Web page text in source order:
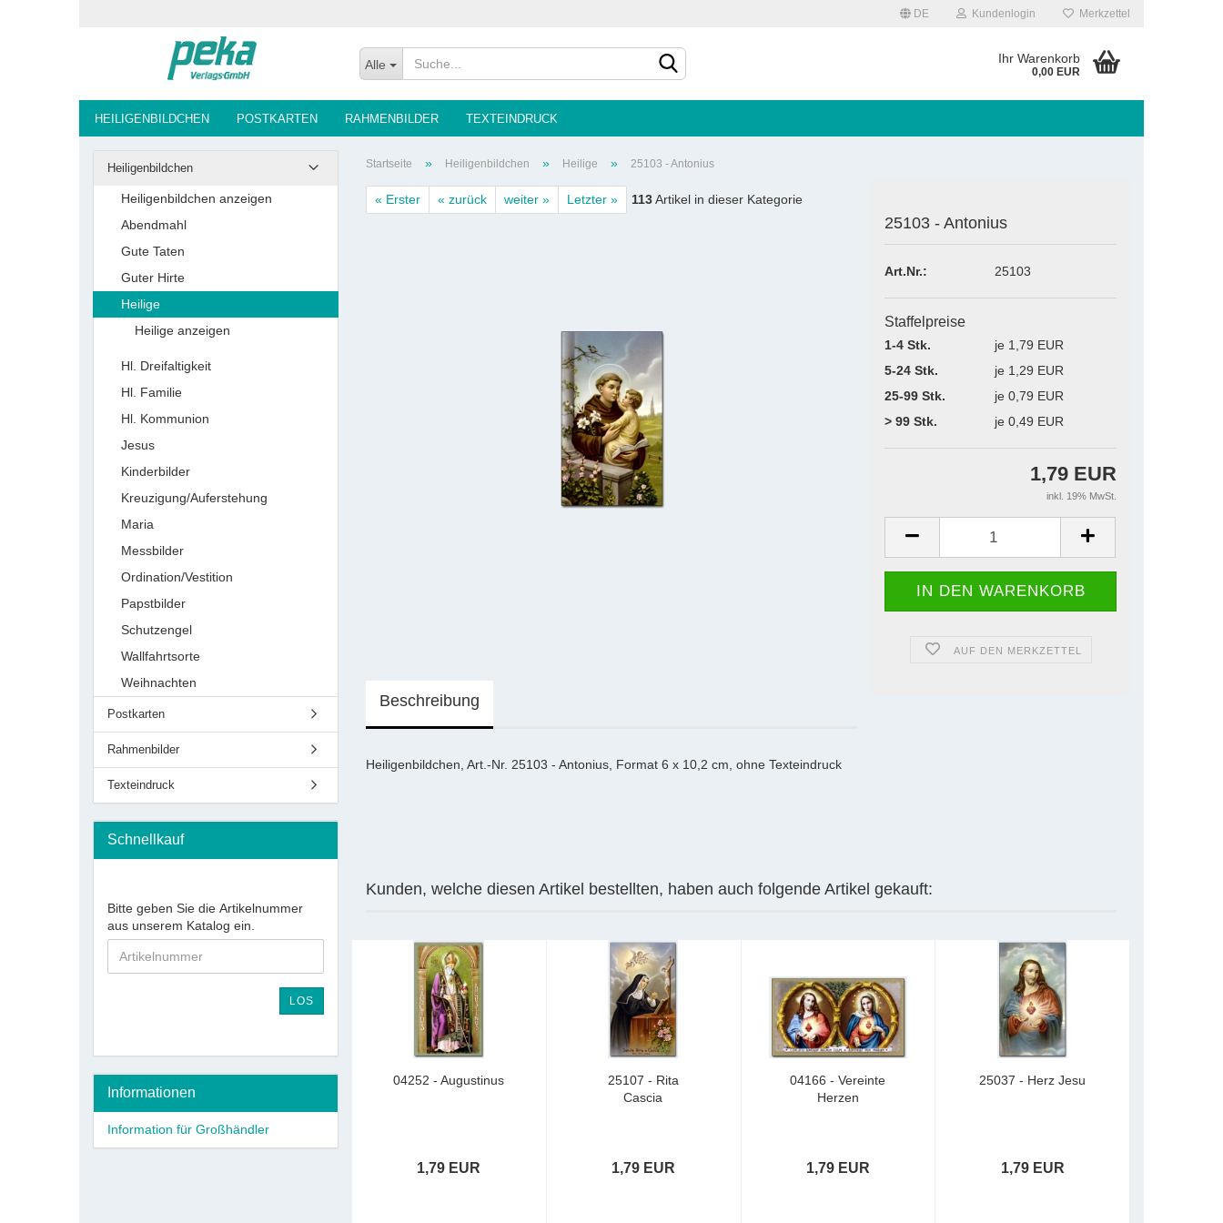
DE Kundenlogin Merkzettel
Alle Ihr Warenkorb
0,00 EUR
HEILIGENBILDCHEN POSTKARTEN RAHMENBILDER TEXTEINDRUCK
Startseite » Heiligenbildchen » Heilige » 25103 - Antonius
« Erster « zurück weiter » Letzter » 113Artikel in dieser Kategorie
25103 - Antonius
Art.Nr.: 25103
Staffelpreise
1-4 Stk.
je 1,79 EUR
5-24 Stk.
je 1,29 EUR
25-99 Stk.
je 0,79 EUR
> 99 Stk.
je 0,49 EUR
1,79 EUR
inkl. 19% MwSt.
AUF DEN MERKZETTEL
Beschreibung
Heiligenbildchen, Art.-Nr. 25103 - Antonius, Format 6 x 10,2 cm, ohne Texteindruck
Kunden, welche diesen Artikel bestellten, haben auch folgende Artikel gekauft:
04252 - Augustinus
1,79 EUR
25107 - Rita
Cascia
1,79 EUR
04166 - Vereinte
Herzen
1,79 EUR
25037 - Herz Jesu
1,79 EUR
Heiligenbildchen
Heiligenbildchen anzeigen
Abendmahl
Gute Taten
Guter Hirte
Heilige
Heilige anzeigen
Hl. Dreifaltigkeit
Hl. Familie
Hl. Kommunion
Jesus
Kinderbilder
Kreuzigung/Auferstehung
Maria
Messbilder
Ordination/Vestition
Papstbilder
Schutzengel
Wallfahrtsorte
Weihnachten
Postkarten
Rahmenbilder
Texteindruck
Schnellkauf
Bitte geben Sie die Artikelnummer
aus unserem Katalog ein.
LOS
Informationen
Information für Großhändler